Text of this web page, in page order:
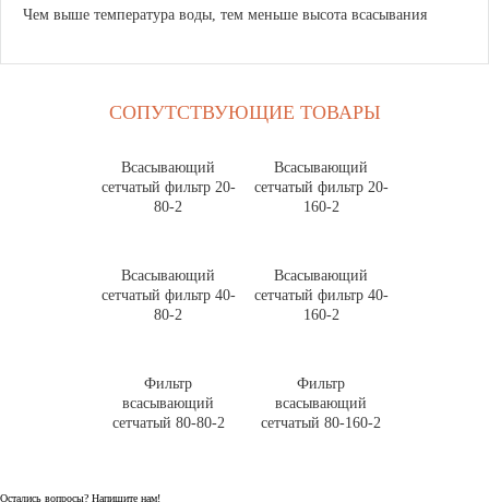
Чем выше температура воды, тем меньше высота всасывания
СОПУТСТВУЮЩИЕ ТОВАРЫ
Всасывающий
сетчатый фильтр 20-
80-2
Всасывающий
сетчатый фильтр 20-
160-2
Всасывающий
сетчатый фильтр 40-
80-2
Всасывающий
сетчатый фильтр 40-
160-2
Фильтр
всасывающий
сетчатый 80-80-2
Фильтр
всасывающий
сетчатый 80-160-2
Остались вопросы? Напишите нам!